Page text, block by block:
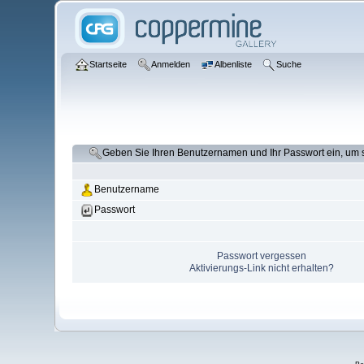
Startseite Anmelden Albenliste Suche
Geben Sie Ihren Benutzernamen und Ihr Passwort ein, um
Benutzername
Passwort
Passwort vergessen
Aktivierungs-Link nicht erhalten?